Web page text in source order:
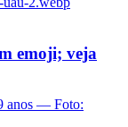
emoji; veja